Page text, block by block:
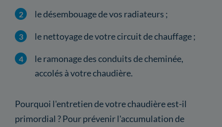
le désembouage de vos radiateurs ;
le nettoyage de votre circuit de chauffage ;
le ramonage des conduits de cheminée,
accolés à votre chaudière.
Pourquoi l'entretien de votre chaudière est-il
primordial ? Pour prévenir l'accumulation de